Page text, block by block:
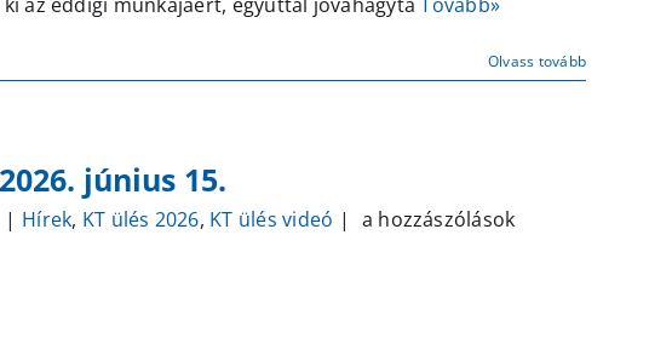
31.
Olvass tovább
június 15.
| Hírek, KT ülés 2026, KT ülés videó |
Képviselő
a hozzászólások